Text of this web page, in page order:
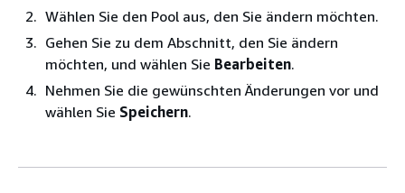
Wählen Sie den Pool aus, den Sie ändern möchten.
Gehen Sie zu dem Abschnitt, den Sie ändern
möchten, und wählen Sie Bearbeiten.
Nehmen Sie die gewünschten Änderungen vor und
wählen Sie Speichern.